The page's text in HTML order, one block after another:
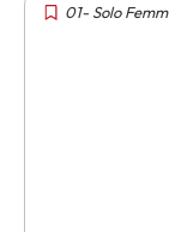
01- Solo